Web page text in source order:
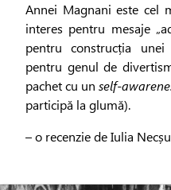
Annei Magnani este cel
interes pentru mesaje
pentru construcția
pentru genul de
pachet cu unself-
participă la glumă).
– o recenzie de Iulia